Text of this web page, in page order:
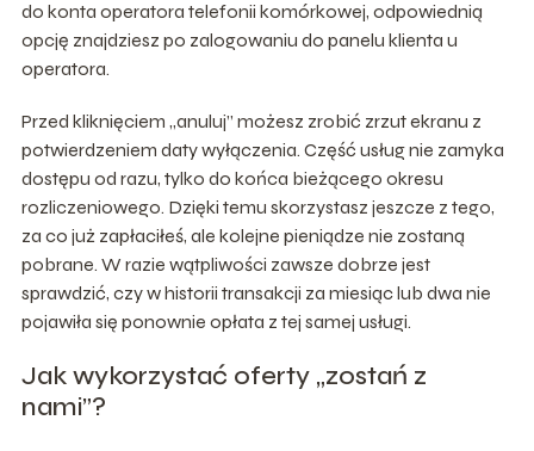
do konta operatora telefonii komórkowej, odpowiednią
opcję znajdziesz po zalogowaniu do panelu klienta u
operatora.
Przed kliknięciem „anuluj” możesz zrobić zrzut ekranu z
potwierdzeniem daty wyłączenia. Część usług nie zamyka
dostępu od razu, tylko do końca bieżącego okresu
rozliczeniowego. Dzięki temu skorzystasz jeszcze z tego,
za co już zapłaciłeś, ale kolejne pieniądze nie zostaną
pobrane. W razie wątpliwości zawsze dobrze jest
sprawdzić, czy w historii transakcji za miesiąc lub dwa nie
pojawiła się ponownie opłata z tej samej usługi.
Jak wykorzystać oferty „zostań z
nami”?